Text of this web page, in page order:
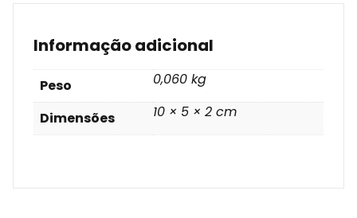
Informação adicional
Peso 0,060 kg
Dimensões 10 × 5 × 2 cm